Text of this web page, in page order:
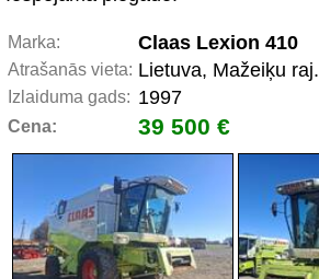
Marka: Claas Lexion 410
Atrašanās vieta: Lietuva, Mažeiķu raj.
Izlaiduma gads: 1997
Cena: 39 500 €